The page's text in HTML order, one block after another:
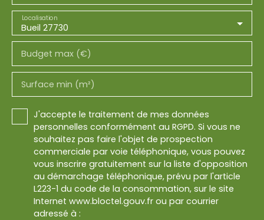
Bueil 27730
Localisation
Budget max (€)
Surface min (m²)
J'accepte le traitement de mes données
personnelles conformément au RGPD. Si vous ne
souhaitez pas faire l'objet de prospection
commerciale par voie téléphonique, vous pouvez
vous inscrire gratuitement sur la liste d'opposition
au démarchage téléphonique, prévu par l'article
L223-1 du code de la consommation, sur le site
Internet www.bloctel.gouv.fr ou par courrier
adressé à :